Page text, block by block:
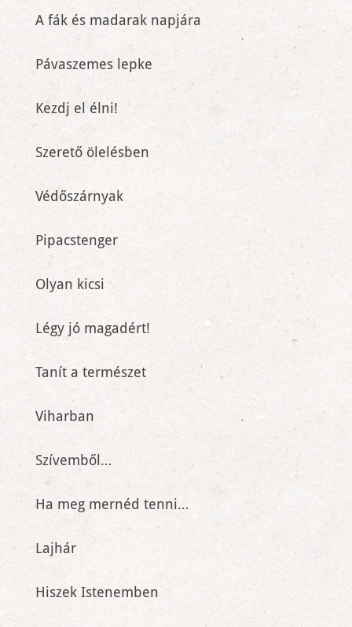
A fák és madarak napjára
Pávaszemes lepke
Kezdj el élni!
Szerető ölelésben
Védőszárnyak
Pipacstenger
Olyan kicsi
Légy jó magadért!
Tanít a természet
Viharban
Szívemből…
Ha meg mernéd tenni…
Lajhár
Hiszek Istenemben